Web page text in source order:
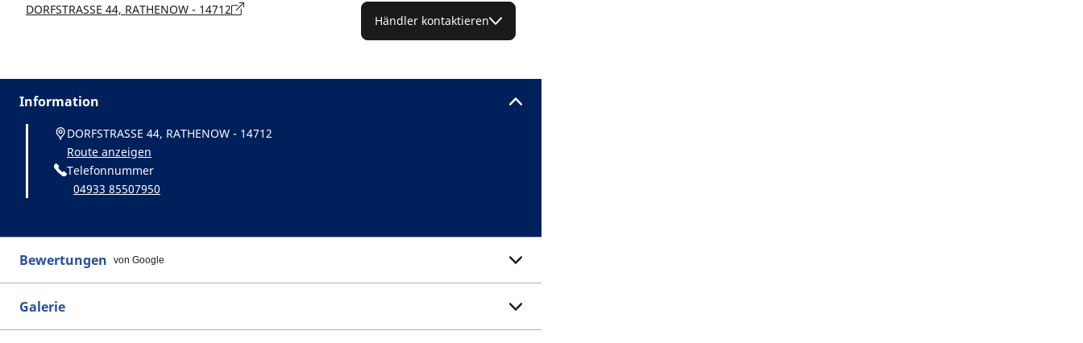
DORFSTRASSE 44, RATHENOW - 14712
Händler kontaktieren
Information
DORFSTRASSE 44, RATHENOW - 14712
Route anzeigen
Telefonnummer
04933 85507950
Bewertungen von Google
Galerie